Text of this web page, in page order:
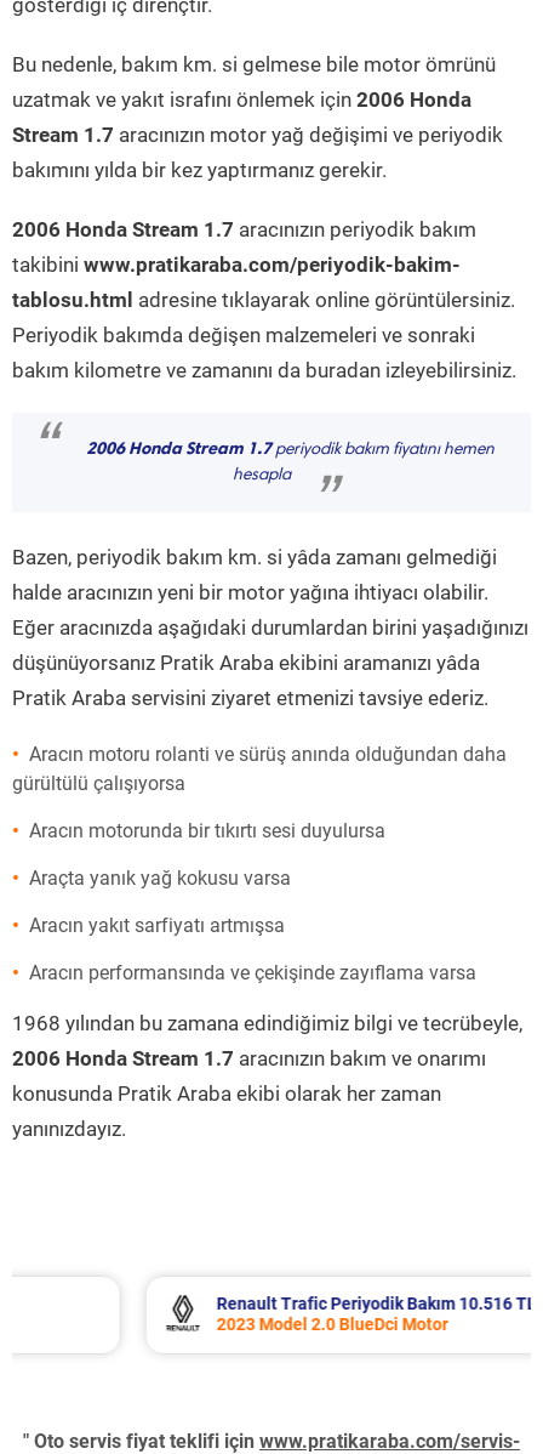
gösterdiği iç dirençtir.
Bu nedenle, bakım km. si gelmese bile motor ömrünü
uzatmak ve yakıt israfını önlemek için 2006 Honda
Stream 1.7 aracınızın motor yağ değişimi ve periyodik
bakımını yılda bir kez yaptırmanız gerekir.
2006 Honda Stream 1.7 aracınızın periyodik bakım
takibini www.pratikaraba.com/periyodik-bakim-
tablosu.html adresine tıklayarak online görüntülersiniz.
Periyodik bakımda değişen malzemeleri ve sonraki
bakım kilometre ve zamanını da buradan izleyebilirsiniz.
“ 2006 Honda Stream 1.7periyodik bakım fiyatını hemen
hesapla
”
Bazen, periyodik bakım km. si yâda zamanı gelmediği
halde aracınızın yeni bir motor yağına ihtiyacı olabilir.
Eğer aracınızda aşağıdaki durumlardan birini yaşadığınızı
düşünüyorsanız Pratik Araba ekibini aramanızı yâda
Pratik Araba servisini ziyaret etmenizi tavsiye ederiz.
Aracın motoru rolanti ve sürüş anında olduğundan daha
gürültülü çalışıyorsa
Aracın motorunda bir tıkırtı sesi duyulursa
Araçta yanık yağ kokusu varsa
Aracın yakıt sarfiyatı artmışsa
Aracın performansında ve çekişinde zayıflama varsa
1968 yılından bu zamana edindiğimiz bilgi ve tecrübeyle,
2006 Honda Stream 1.7 aracınızın bakım ve onarımı
konusunda Pratik Araba ekibi olarak her zaman
yanınızdayız.
Renault Trafic Periyodik Bakım 10.516 TL
2023 Model 2.0 BlueDci Motor
" Oto servis fiyat teklifi için www.pratikaraba.com/servis-